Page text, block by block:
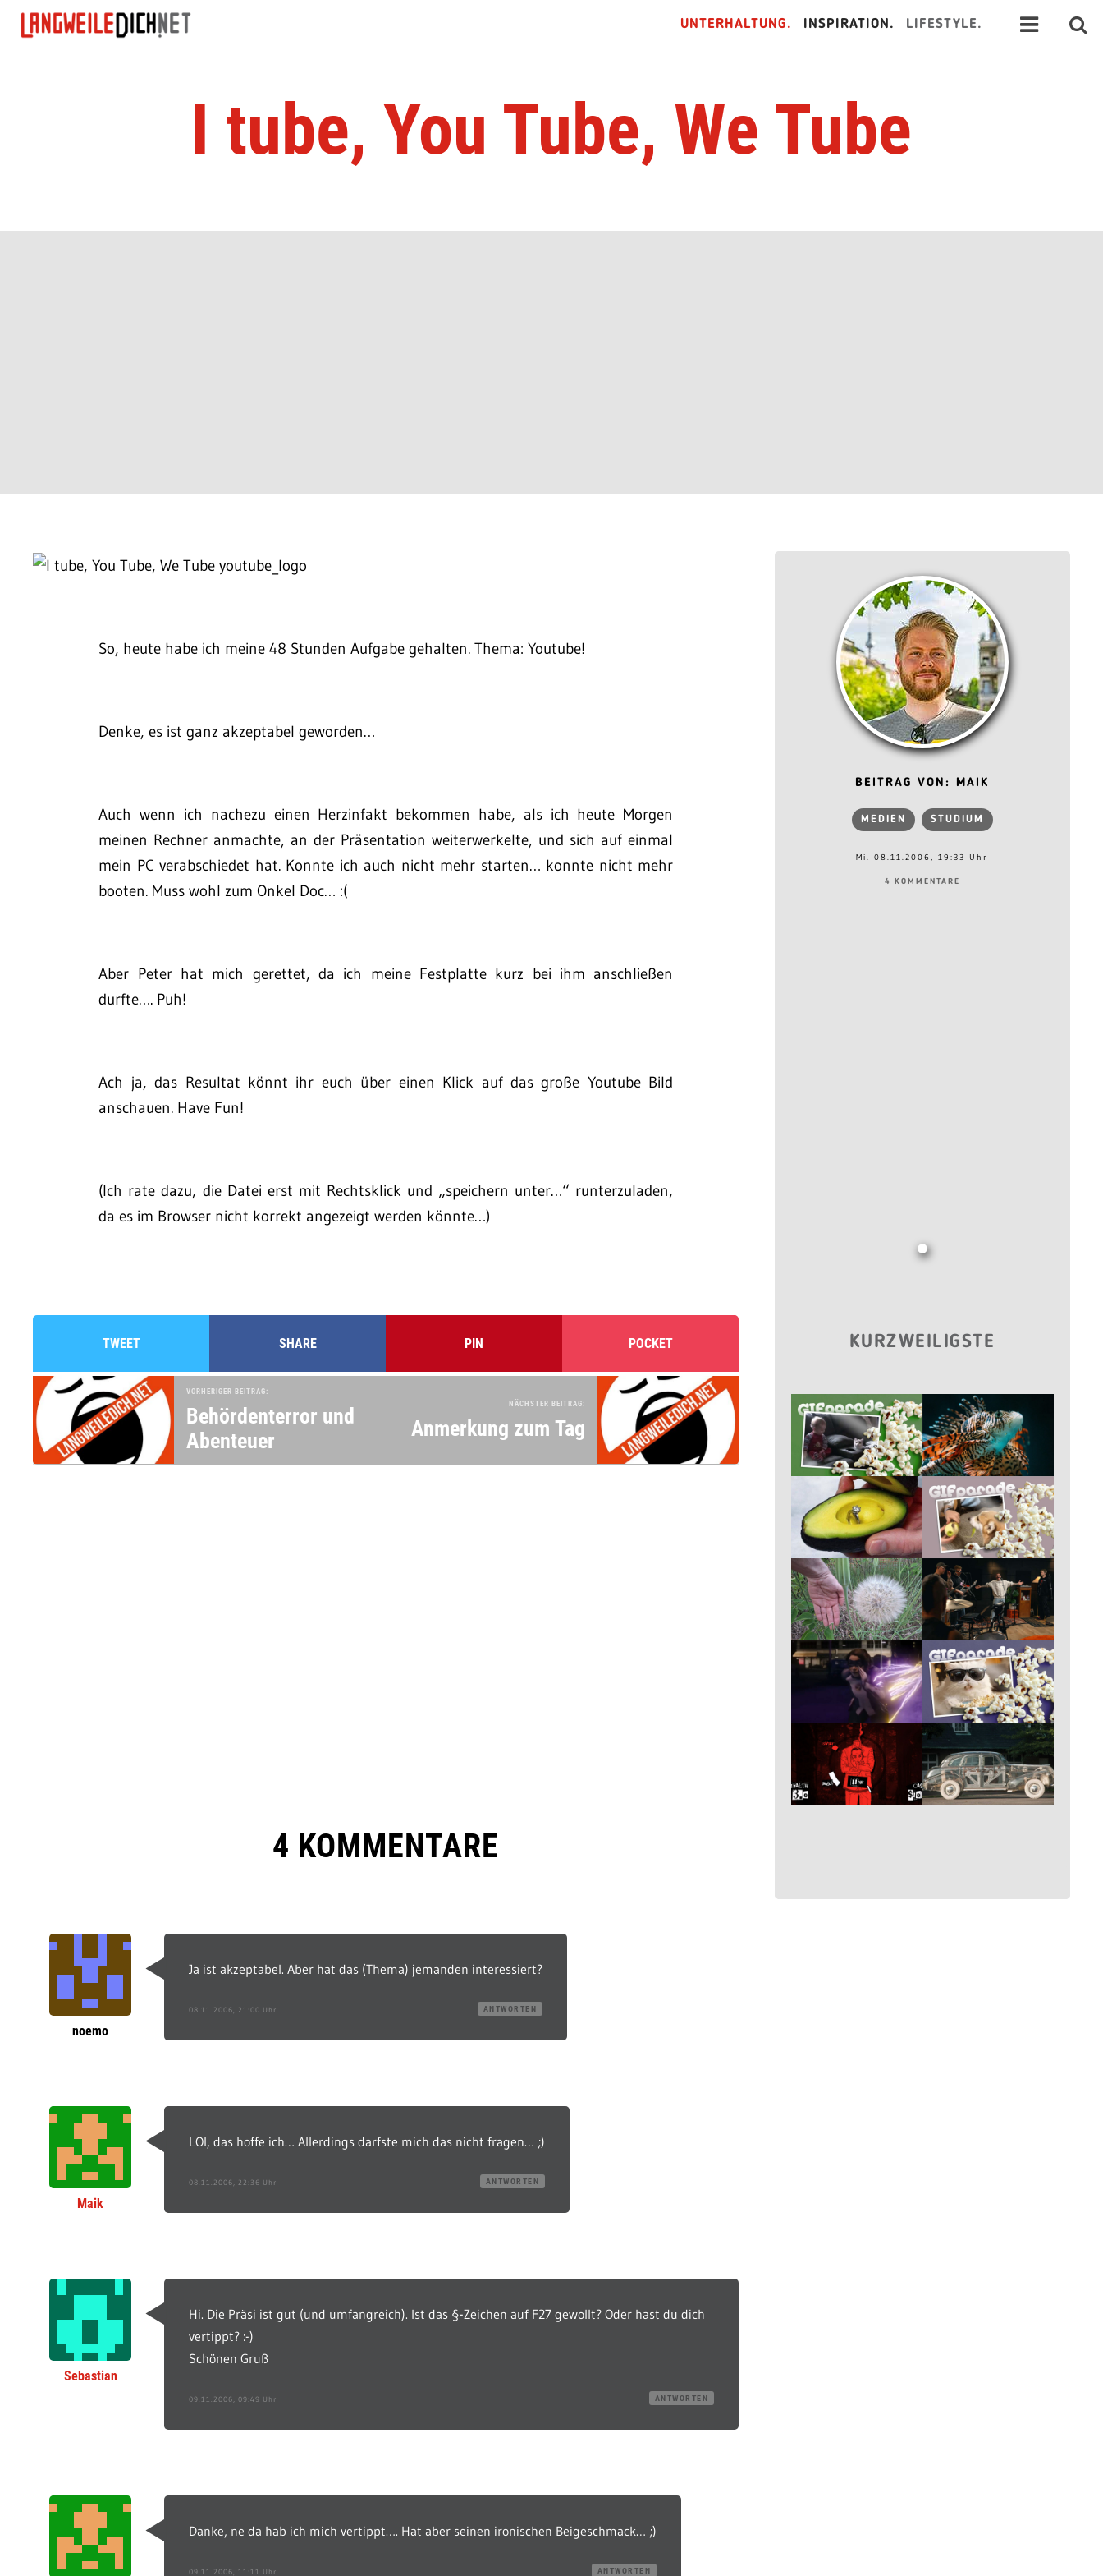
UNTERHALTUNG. INSPIRATION. LIFESTYLE.
I tube, You Tube, We Tube
So, heute habe ich meine 48 Stunden Aufgabe gehalten. Thema: Youtube!
Denke, es ist ganz akzeptabel geworden…
Auch wenn ich nachezu einen Herzinfakt bekommen habe, als ich heute Morgen
meinen Rechner anmachte, an der Präsentation weiterwerkelte, und sich auf einmal
mein PC verabschiedet hat. Konnte ich auch nicht mehr starten… konnte nicht mehr
booten. Muss wohl zum Onkel Doc… :(
Aber Peter hat mich gerettet, da ich meine Festplatte kurz bei ihm anschließen
durfte…. Puh!
Ach ja, das Resultat könnt ihr euch über einen Klick auf das große Youtube Bild
anschauen. Have Fun!
(Ich rate dazu, die Datei erst mit Rechtsklick und „speichern unter…“ runterzuladen,
da es im Browser nicht korrekt angezeigt werden könnte…)
TWEET SHARE PIN POCKET
VORHERIGER BEITRAG:
Behördenterror und
Abenteuer
NÄCHSTER BEITRAG:
Anmerkung zum Tag
4 KOMMENTARE
noemo
Ja ist akzeptabel. Aber hat das (Thema) jemanden interessiert?
08.11.2006, 21:00 Uhr ANTWORTEN
Maik
LOl, das hoffe ich… Allerdings darfste mich das nicht fragen… ;)
08.11.2006, 22:36 Uhr ANTWORTEN
Sebastian
Hi. Die Präsi ist gut (und umfangreich). Ist das §-Zeichen auf F27 gewollt? Oder hast du dich
vertippt? :-)
Schönen Gruß
09.11.2006, 09:49 Uhr ANTWORTEN
Danke, ne da hab ich mich vertippt…. Hat aber seinen ironischen Beigeschmack… ;)
09.11.2006, 11:11 Uhr ANTWORTEN
BEITRAG VON: MAIK
MEDIEN STUDIUM
Mi. 08.11.2006, 19:33 Uhr
4 KOMMENTARE
KURZWEILIGSTE